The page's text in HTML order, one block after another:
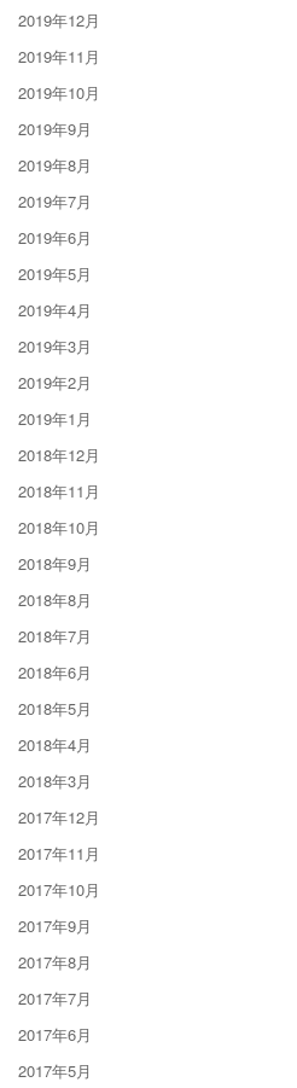
2019年12月
2019年11月
2019年10月
2019年9月
2019年8月
2019年7月
2019年6月
2019年5月
2019年4月
2019年3月
2019年2月
2019年1月
2018年12月
2018年11月
2018年10月
2018年9月
2018年8月
2018年7月
2018年6月
2018年5月
2018年4月
2018年3月
2017年12月
2017年11月
2017年10月
2017年9月
2017年8月
2017年7月
2017年6月
2017年5月